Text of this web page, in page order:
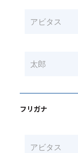
フリガナ